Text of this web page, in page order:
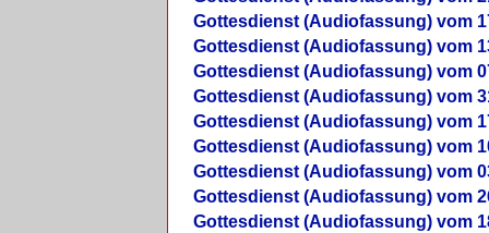
Gottesdienst (Audiofassung) vom
Gottesdienst (Audiofassung) vom
Gottesdienst (Audiofassung) vom
Gottesdienst (Audiofassung) vom
Gottesdienst (Audiofassung) vom
Gottesdienst (Audiofassung) vom
Gottesdienst (Audiofassung) vom
Gottesdienst (Audiofassung) vom
Gottesdienst (Audiofassung) vom